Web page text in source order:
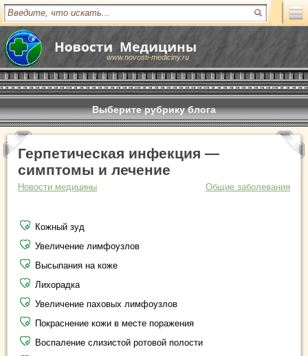
www.novosti-mediciny.ru
Выберите рубрику блога
Герпетическая инфекция —
симптомы и лечение
Новости медицины Общие заболевания
Кожный зуд
Увеличение лимфоузлов
Высыпания на коже
Лихорадка
Увеличение паховых лимфоузлов
Покраснение кожи в месте поражения
Воспаление слизистой ротовой полости